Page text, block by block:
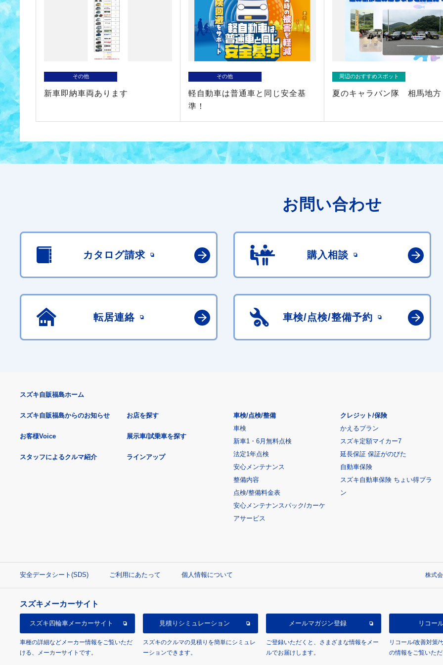
その他
新車即納車両あります
その他
軽自動車は普通車と同じ安全基
準！
周辺のおすすめスポット
夏のキャラバン隊 相馬地方
お問い合わせ
カタログ請求 購入相談
転居連絡 車検/点検/整備予約
スズキ自販福島ホーム
スズキ自販福島からのお知らせ
お客様Voice
スタッフによるクルマ紹介
お店を探す
展示車/試乗車を探す
ラインアップ
車検/点検/整備
車検
新車1・6月無料点検
法定1年点検
安心メンテナンス
整備内容
点検/整備料金表
安心メンテナンスパック/カーケ
アサービス
クレジット/保険
かえるプラン
スズキ定額マイカー7
延長保証 保証がのびた
自動車保険
スズキ自動車保険 ちょい得プラ
ン
安全データシート(SDS) ご利用にあたって 個人情報について 株式
スズキメーカーサイト
スズキ四輪車メーカーサイト
車種の詳細などメーカー情報をご覧いただ
ける、メーカーサイトです。
見積り シミュレーション
スズキのクルマの見積りを簡単にシミュレ
ーションできます。
メールマガジン登録
ご登録いただくと、さまざまな情報をメー
ルでお届けします。
リコー
リコール/改善対策/
の情報をご覧いた